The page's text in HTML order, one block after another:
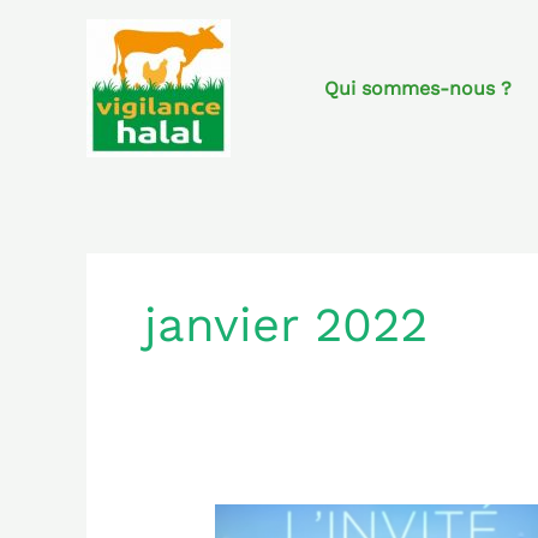
Qui sommes-nous ?
janvier 2022